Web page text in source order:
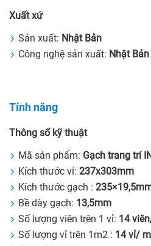
Xuất xứ
Sản xuất: Nhật Bản
Công nghệ sản xuất: Nhật Bản
Tính năng
Thông số kỹ thuật
Mã sản phẩm: Gạch trang trí
Kích thước vỉ: 237x303mm
Kích thước gạch :
Bề dày gạch: 13,5mm
Số lượng viên trên 1 vỉ: 14
Số lượng vỉ trên 1m2 : 14 vỉ/